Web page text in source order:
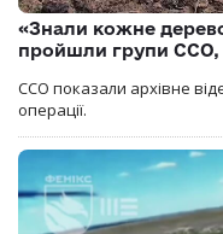
«Знали кожне
пройшли групи ССО,
ССО показали архівне
операції.